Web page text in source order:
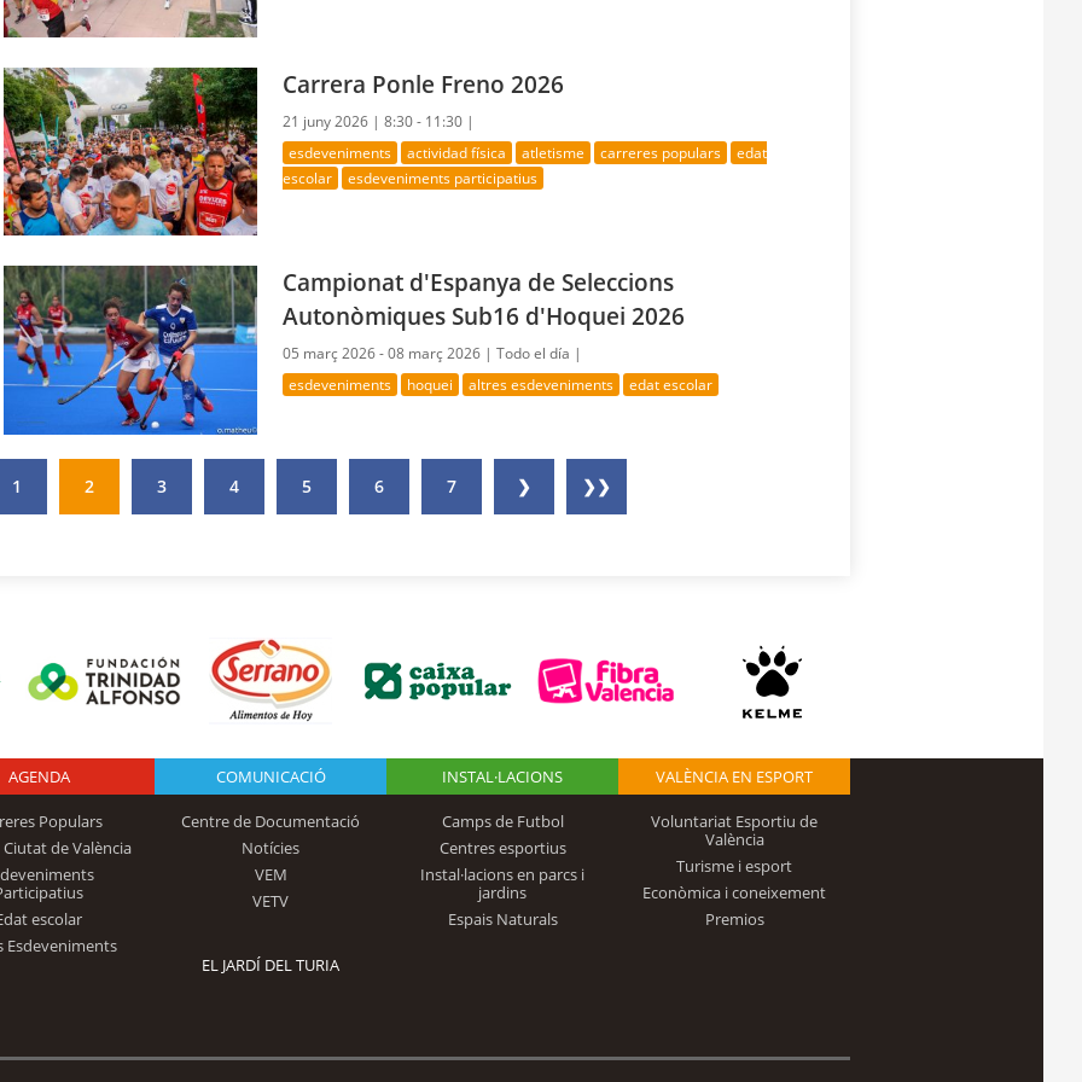
Carrera Ponle Freno 2026
21 juny 2026 |8:30 - 11:30 |
esdeveniments actividad física atletisme carreres populars
edat
escolar
esdeveniments participatius
Campionat d'Espanya de Seleccions
Autonòmiques Sub16 d'Hoquei 2026
05 març 2026 - 08 març 2026 |Todo el día |
esdeveniments hoquei altres esdeveniments edat escolar
1 2 3 4 5 6 7 ❯ ❯❯
Logo Fundación
Trinidad Alfonso
AGENDA
Populars
de València
escolar
Esdeveniments
COMUNICACIÓ
Centre de Documentació
Notícies
VEM
VETV
INSTAL·LACIONS
Camps de Futbol
Centres esportius
Instal·lacions en parcs i
jardins
Espais Naturals
VALÈNCIA EN ESPORT
Voluntariat Esportiu de
València
Turisme i esport
Econòmica i coneixement
Premios
EL JARDÍ DEL TURIA